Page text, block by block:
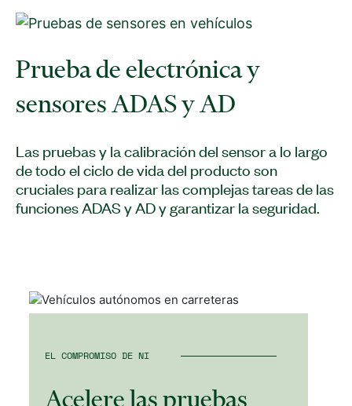
Prueba de electrónica y
sensores ADAS y AD
Las pruebas y la calibración del sensor a lo largo
de todo el ciclo de vida del producto son
cruciales para realizar las complejas tareas de las
funciones ADAS y AD y garantizar la seguridad.
EL COMPROMISO DE NI
Acelere las pruebas